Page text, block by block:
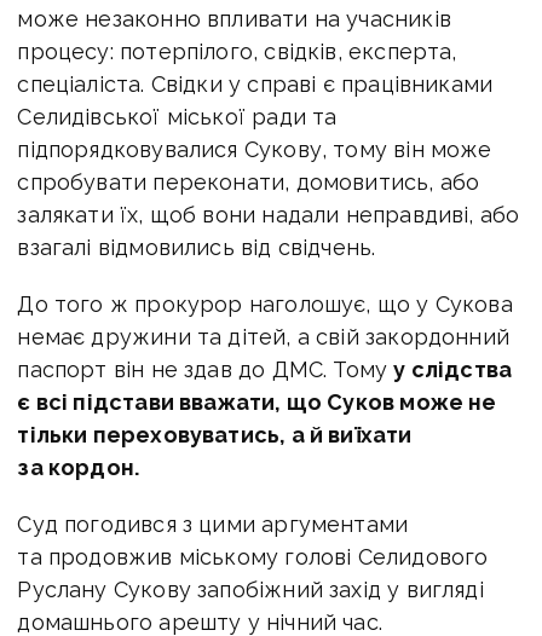
може незаконно впливати на учасників
процесу: потерпілого, свідків, експерта,
спеціаліста. Свідки у справі є працівниками
Селидівської міської ради та
підпорядковувалися Сукову, тому він може
спробувати переконати, домовитись, або
залякати їх, щоб вони надали неправдиві, або
взагалі відмовились від свідчень.
До того ж прокурор наголошує, що у Сукова
немає дружини та дітей, а свій закордонний
паспорт він не здав до ДМС. Томуу слідства
є всі підстави вважати, що Суков може не
тільки переховуватись, а й виїхати
за кордон.
Суд погодився з цими аргументами
та продовжив міському голові Селидового
Руслану Сукову запобіжний захід у вигляді
домашнього арешту у нічний час.